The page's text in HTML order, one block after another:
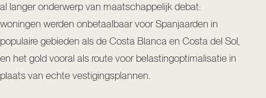
al langer onderwerp van maatschappelijk debat:
woningen werden onbetaalbaar voor Spanjaarden in
populaire gebieden als de Costa Blanca en Costa del Sol,
en het gold vooral als route voor belastingoptimalisatie in
plaats van echte vestigingsplannen.